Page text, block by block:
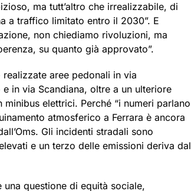
ma tutt’altro che irrealizzabile, di
a traffico limitato entro il 2030”. E
non chiediamo rivoluzioni, ma
su quanto già approvato”.
aree pedonali in via
in via Scandiana, oltre a un ulteriore
elettrici. Perché “i numeri parlano
atmosferico a Ferrara è ancora
Gli incidenti stradali sono
e un terzo delle emissioni deriva dal
questione di equità sociale,